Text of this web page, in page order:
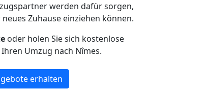
werden dafür sorgen,
Zuhause einziehen können.
oder holen Sie sich kostenlose
Umzug nach Nîmes.
erhalten